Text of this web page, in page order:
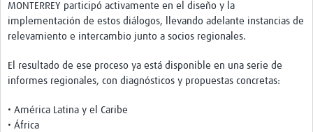
Recursos
Crear un Club de Investigación
Preparar Sesiones de Aprendizaje Asistido
Búsqueda de información en bases … alertas PubMed
MONTERREY participó activamente en el diseño y la
implementación de estos diálogos, llevando adelante instancias de
relevamiento e intercambio junto a socios regionales.
El resultado de ese proceso ya está disponible en una serie de
informes regionales, con diagnósticos y propuestas concretas:
• América Latina y el Caribe
• África